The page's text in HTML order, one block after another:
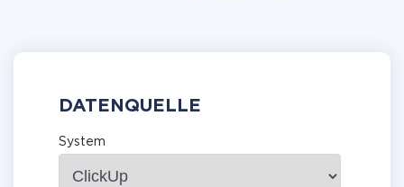
DATENQUELLE
System